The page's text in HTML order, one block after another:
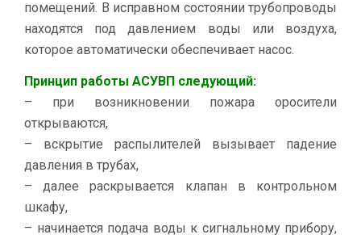
помещений. В исправном состоянии трубопроводы
находятся под давлением воды или воздуха,
которое автоматически обеспечивает насос.
Принцип работы АСУВП следующий:
– при возникновении пожара оросители
открываются,
– вскрытие распылителей вызывает падение
давления в трубах,
– далее раскрывается клапан в контрольном
шкафу,
– начинается подача воды к сигнальному прибору,